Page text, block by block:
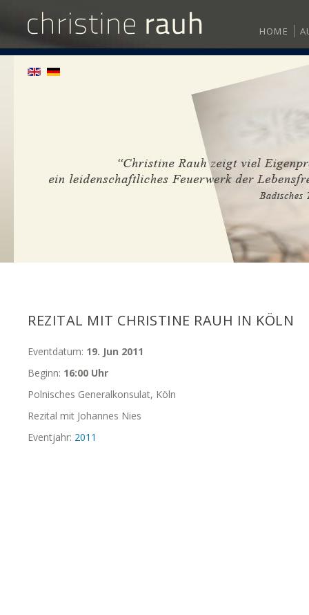
HOME
REZITAL MIT CHRISTINE RAUH IN KÖLN
Eventdatum: 19. Jun 2011
Beginn: 16:00 Uhr
Polnisches Generalkonsulat, Köln
Rezital mit Johannes Nies
Eventjahr: 2011